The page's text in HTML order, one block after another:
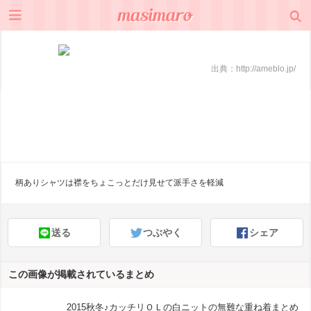
出典： http://ameblo.jp/
柄ありシャツは襟をちょこっとだけ見せて派手さを軽減
送る つぶやく シェア
この画像が掲載されているまとめ
2015秋冬♪カッチリＯＬの白ニットの無難な重ね着まとめ